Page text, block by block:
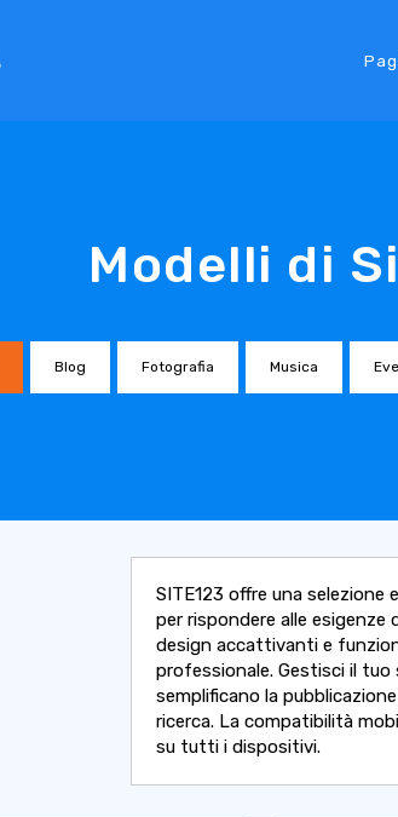
Modelli di
Blog Fotografia Musica
SITE123 offre una
per rispondere alle esigenze
design accattivanti e
professionale. Gestisci il
semplificano la
ricerca. La compatibilità
su tutti i dispositivi.